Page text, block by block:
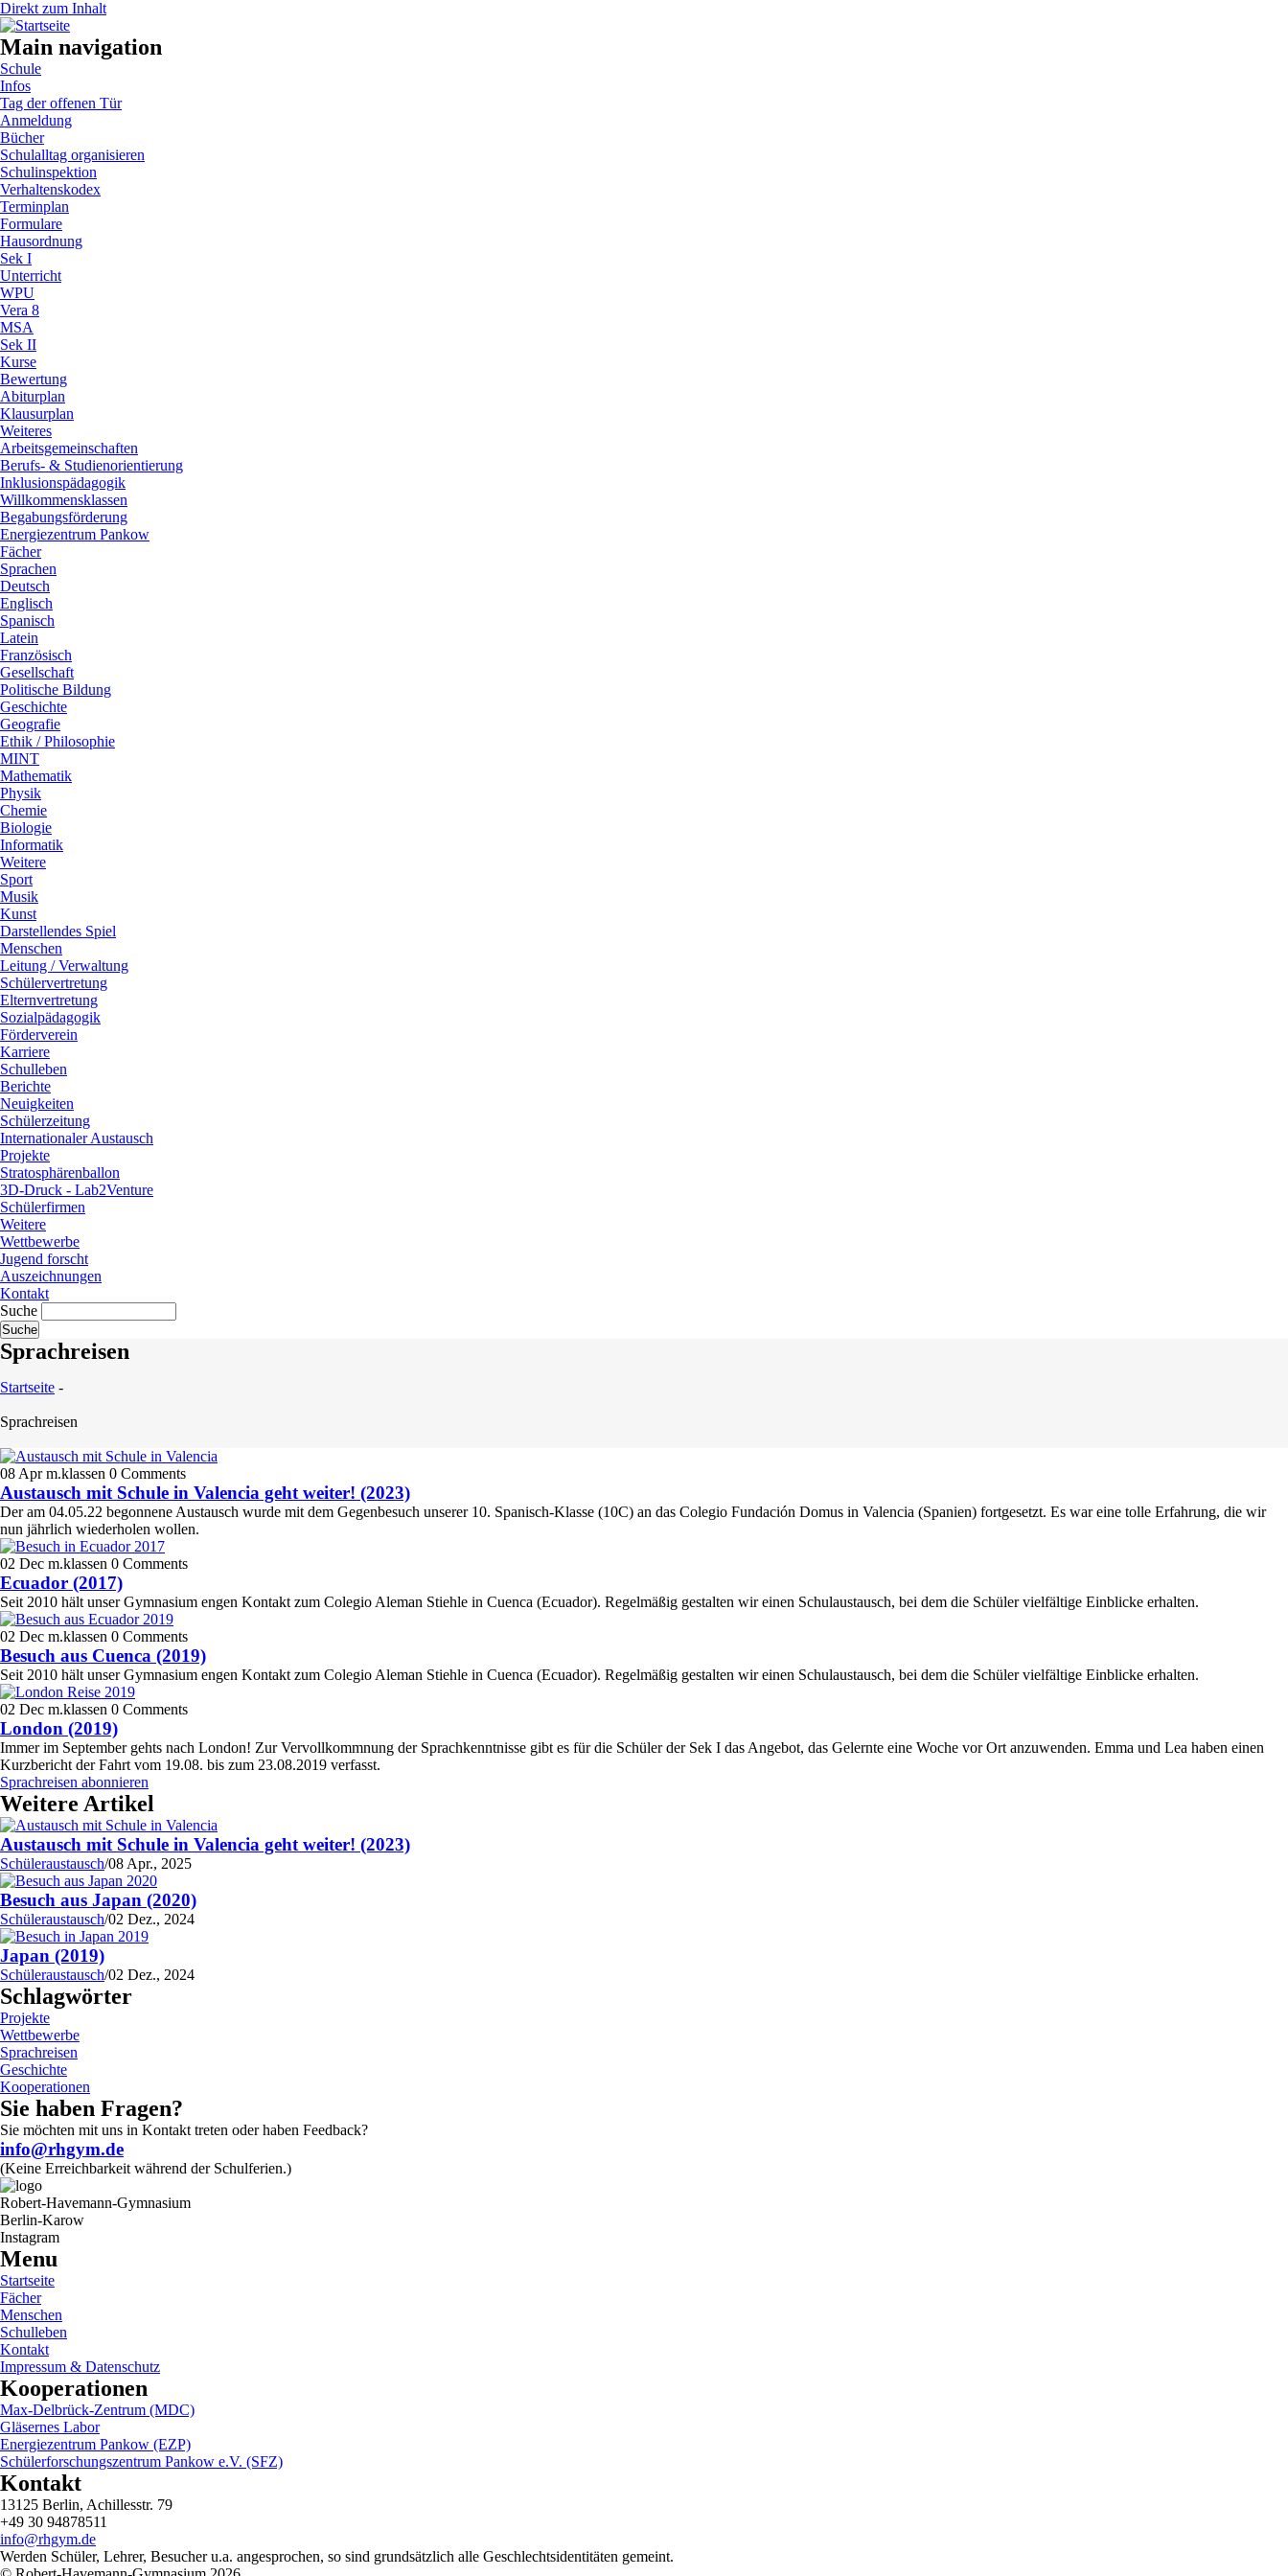
Direkt zum Inhalt
Main navigation
Schule
Infos
Tag der offenen Tür
Anmeldung
Bücher
Schulalltag organisieren
Schulinspektion
Verhaltenskodex
Terminplan
Formulare
Hausordnung
Sek I
Unterricht
WPU
Vera 8
MSA
Sek II
Kurse
Bewertung
Abiturplan
Klausurplan
Weiteres
Arbeitsgemeinschaften
Berufs- & Studienorientierung
Inklusionspädagogik
Willkommensklassen
Begabungsförderung
Energiezentrum Pankow
Fächer
Sprachen
Deutsch
Englisch
Spanisch
Latein
Französisch
Gesellschaft
Politische Bildung
Geschichte
Geografie
Ethik / Philosophie
MINT
Mathematik
Physik
Chemie
Biologie
Informatik
Weitere
Sport
Musik
Kunst
Darstellendes Spiel
Menschen
Leitung / Verwaltung
Schülervertretung
Elternvertretung
Sozialpädagogik
Förderverein
Karriere
Schulleben
Berichte
Neuigkeiten
Schülerzeitung
Internationaler Austausch
Projekte
Stratosphärenballon
3D-Druck - Lab2Venture
Schülerfirmen
Weitere
Wettbewerbe
Jugend forscht
Auszeichnungen
Kontakt
Suche
Sprachreisen
Startseite -
Sprachreisen
08 Aprm.klassen 0 Comments
Austausch mit Schule in Valencia geht weiter! (2023)
Der am 04.05.22 begonnene Austausch wurde mit dem Gegenbesuch unserer 10. Spanisch-Klasse (10C) an das Colegio Fundación Domus in Valencia (Spanien) fortgesetzt. Es war eine tolle Erfahrung, die wir
nun jährlich wiederholen wollen.
02 Dec m.klassen 0 Comments
Ecuador (2017)
Seit 2010 hält unser Gymnasium engen Kontakt zum Colegio Aleman Stiehle in Cuenca (Ecuador). Regelmäßig gestalten wir einen Schulaustausch, bei dem die Schüler vielfältige Einblicke erhalten.
02 Dec m.klassen 0 Comments
Besuch aus Cuenca (2019)
Seit 2010 hält unser Gymnasium engen Kontakt zum Colegio Aleman Stiehle in Cuenca (Ecuador). Regelmäßig gestalten wir einen Schulaustausch, bei dem die Schüler vielfältige Einblicke erhalten.
02 Dec m.klassen 0 Comments
London (2019)
Immer im September gehts nach London! Zur Vervollkommnung der Sprachkenntnisse gibt es für die Schüler der Sek I das Angebot, das Gelernte eine Woche vor Ort anzuwenden. Emma und Lea haben einen
Kurzbericht der Fahrt vom 19.08. bis zum 23.08.2019 verfasst.
Sprachreisen abonnieren
Weitere Artikel
Austausch mit Schule in Valencia geht weiter! (2023)
Schüleraustausch/08 Apr., 2025
Besuch aus Japan (2020)
Schüleraustausch/02 Dez., 2024
Japan (2019)
Schüleraustausch/02 Dez., 2024
Schlagwörter
Projekte
Wettbewerbe
Sprachreisen
Geschichte
Kooperationen
Sie haben Fragen?
Sie möchten mit uns in Kontakt treten oder haben Feedback?
info@rhgym.de
(Keine Erreichbarkeit während der Schulferien.)
Robert-Havemann-Gymnasium
Berlin-Karow
Instagram
Menu
Startseite
Fächer
Menschen
Schulleben
Kontakt
Impressum & Datenschutz
Kooperationen
Max-Delbrück-Zentrum (MDC)
Gläsernes Labor
Energiezentrum Pankow (EZP)
Schülerforschungszentrum Pankow e.V. (SFZ)
Kontakt
13125 Berlin, Achillesstr. 79
+49 30 94878511
info@rhgym.de
Werden Schüler, Lehrer, Besucher u.a. angesprochen, so sind grundsätzlich alle Geschlechtsidentitäten gemeint.